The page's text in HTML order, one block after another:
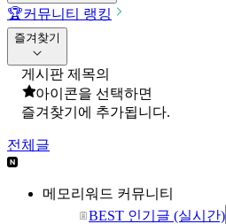
🏆커뮤니티 랭킹
즐겨찾기
게시판 제목의
아이콘을 선택하면
즐겨찾기에 추가됩니다.
전체글
메모리워드 커뮤니티
BEST 인기글 (실시간)